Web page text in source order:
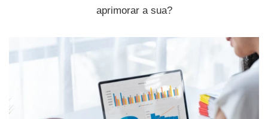
aprimorar a sua?